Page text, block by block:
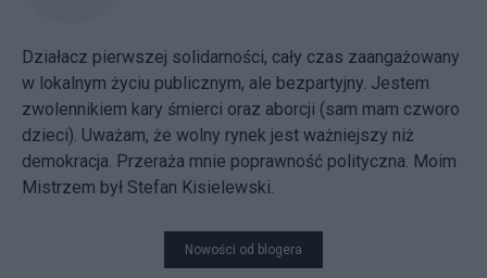
Działacz pierwszej solidarności, cały czas zaangażowany
w lokalnym życiu publicznym, ale bezpartyjny. Jestem
zwolennikiem kary śmierci oraz aborcji (sam mam czworo
dzieci). Uważam, że wolny rynek jest ważniejszy niż
demokracja. Przeraża mnie poprawność polityczna. Moim
Mistrzem był Stefan Kisielewski.
Nowości od blogera